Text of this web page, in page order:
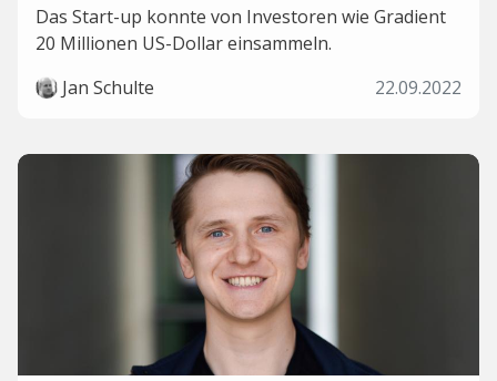
Das Start-up konnte von Investoren wie Gradient
20 Millionen US-Dollar einsammeln.
Jan Schulte
22.09.2022